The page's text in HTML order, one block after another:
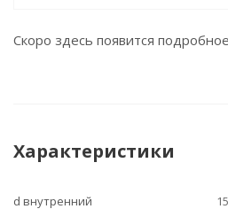
Скоро здесь появится
Характеристики
d внутренний
15